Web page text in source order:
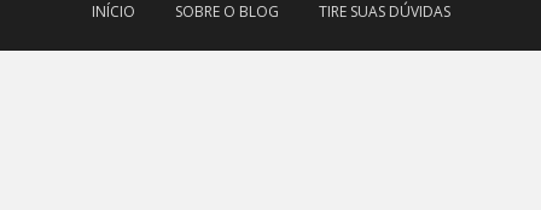
INÍCIO SOBRE O BLOG TIRE SUAS DÚVIDAS